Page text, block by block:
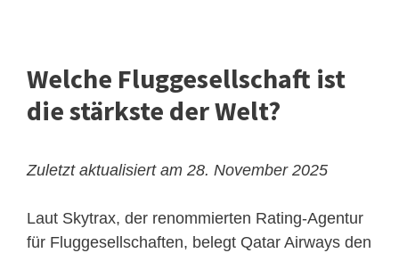
Welche Fluggesellschaft ist
die stärkste der Welt?
Zuletzt aktualisiert am 28. November 2025
Laut Skytrax, der renommierten Rating-Agentur
für Fluggesellschaften, belegt Qatar Airways den